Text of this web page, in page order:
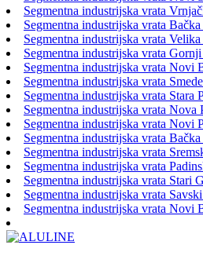
Segmentna industrijska vrata
Segmentna industrijska vrata
Segmentna industrijska vrata Velika
Segmentna industrijska vrata
Segmentna industrijska vrata Novi
Segmentna industrijska vrata
Segmentna industrijska vrata Stara
Segmentna industrijska vrata Nova
Segmentna industrijska vrata Novi
Segmentna industrijska vrata Bačka
Segmentna industrijska vrata
Segmentna industrijska vrata
Segmentna industrijska vrata Stari
Segmentna industrijska vrata
Segmentna industrijska vrata Novi